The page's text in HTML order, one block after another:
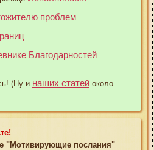
проблем
Благодарностей
(Ну и наших статей около
"Мотивирующие послания"